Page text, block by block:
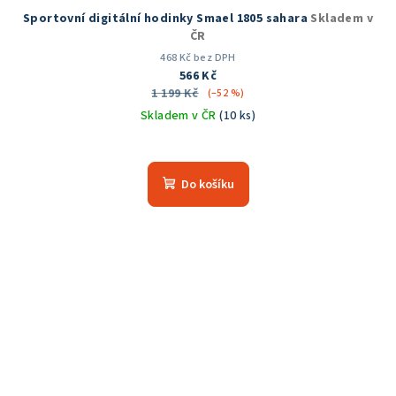
Sportovní digitální hodinky Smael 1805 sahara Skladem v
ČR
468 Kč bez DPH
566 Kč
1 199 Kč
(–52 %)
Skladem v ČR(10 ks)
hodnocení
produktu
Do košíku